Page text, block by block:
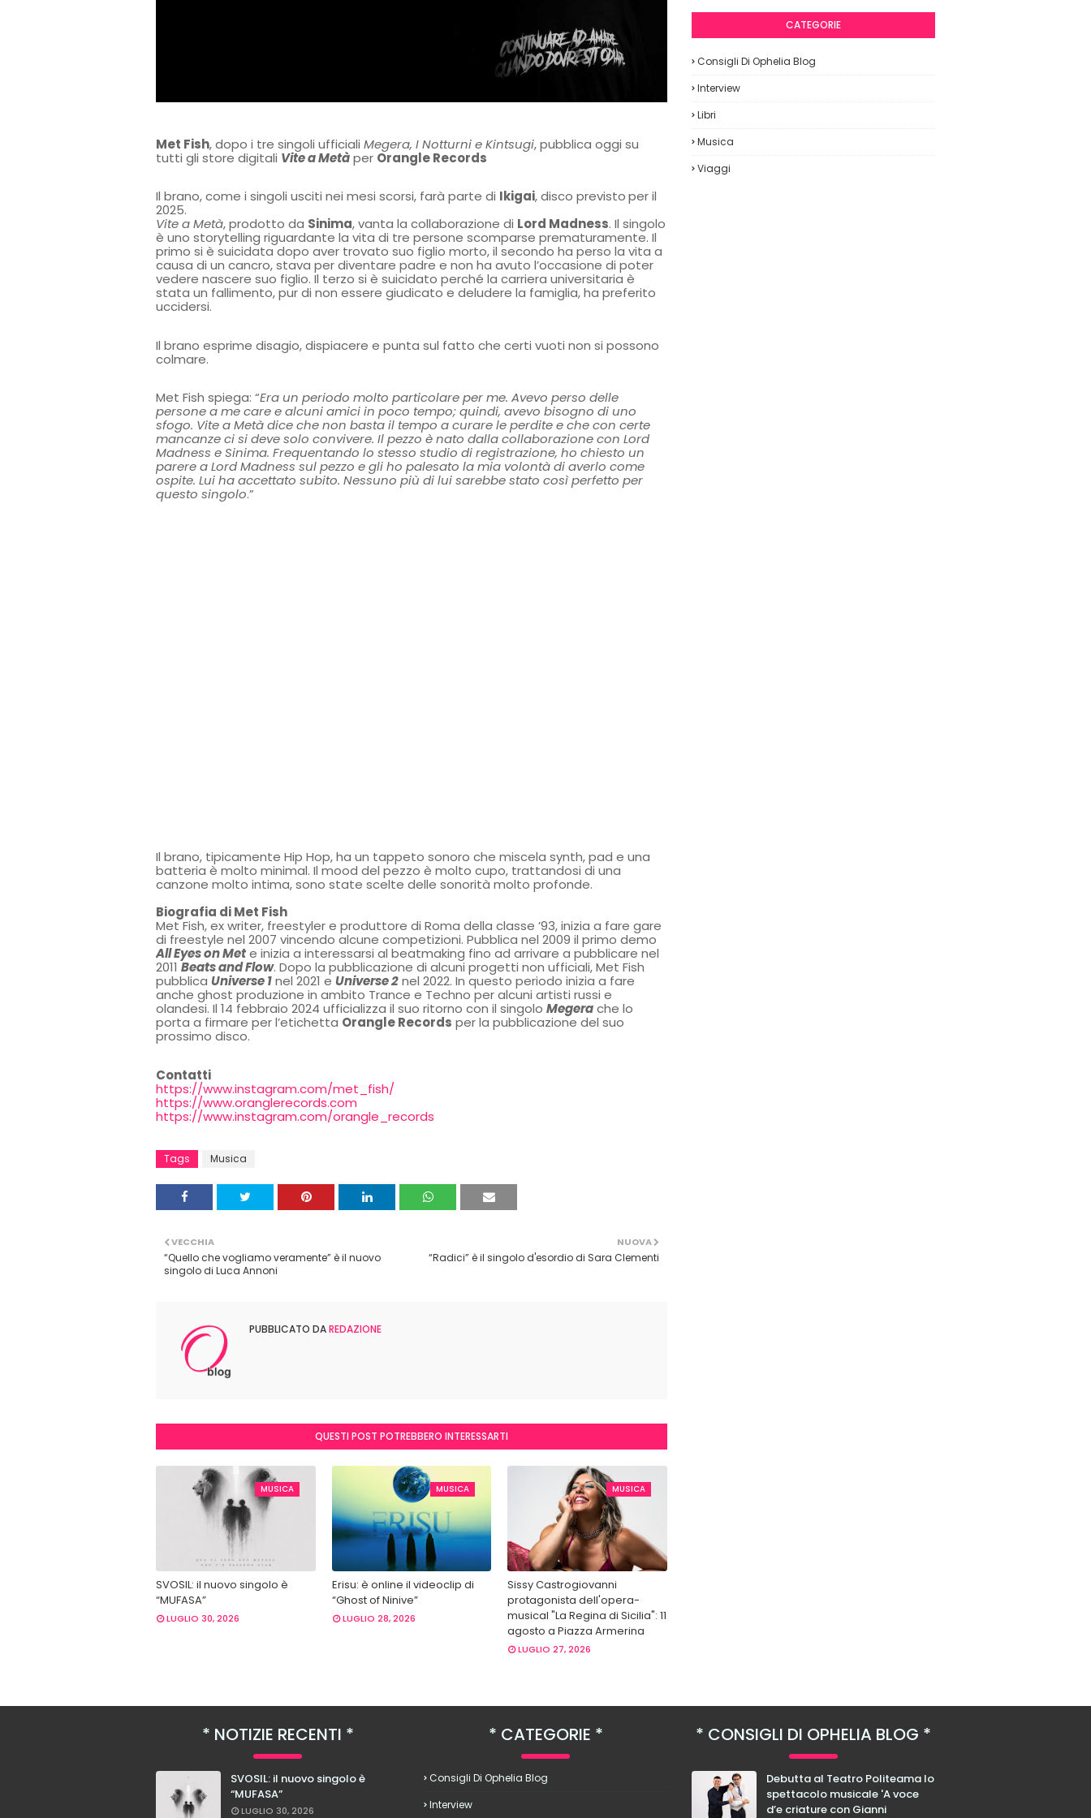
Met Fish, dopo i tre singoli ufficiali Megera, I Notturni e Kintsugi, pubblica oggi su
tutti gli store digitali Vite a Metàper Orangle Records
Il brano, come i singoli usciti nei mesi scorsi, farà parte di Ikigai, disco previstoper il
2025.
Vite a Metà, prodotto da Sinima, vanta la collaborazione di Lord Madness. Il singolo
è uno storytelling riguardante la vita di tre persone scomparse prematuramente. Il
primo si è suicidata dopo aver trovato suo figlio morto, il secondo ha perso la vita a
causa di un cancro, stava per diventare padre e non ha avuto l’occasione di poter
vedere nascere suo figlio. Il terzo si è suicidato perché la carriera universitaria è
stata un fallimento, pur di non essere giudicato e deludere la famiglia, ha preferito
uccidersi.
Il brano esprime disagio, dispiacere e punta sul fatto che certi vuoti non si possono
colmare.
Met Fish spiega: “Era un periodo molto particolare per me. Avevo perso delle
persone a me care e alcuni amici in poco tempo; quindi, avevo bisogno di uno
sfogo. Vite a Metà dice che non basta il tempo a curare le perdite e che con certe
mancanze ci si deve solo convivere. Il pezzo è nato dalla collaborazione con Lord
Madness e Sinima. Frequentando lo stesso studio di registrazione, ho chiesto un
parere a Lord Madness sul pezzo e gli ho palesato la mia volontà di averlo come
ospite. Lui ha accettato subito. Nessuno più di lui sarebbe stato così perfetto per
questo singolo.”
Il brano, tipicamente Hip Hop, ha un tappeto sonoro che miscela synth, pad e una
batteria è molto minimal. Il mood del pezzo è molto cupo, trattandosi di una
canzone molto intima, sono state scelte delle sonorità molto profonde.
Biografia di Met Fish
Met Fish, ex writer, freestyler e produttore di Roma della classe ’93, inizia a fare gare
di freestyle nel 2007 vincendo alcune competizioni. Pubblica nel 2009 il primo demo
All Eyes on Mete inizia a interessarsi al beatmaking fino ad arrivare a pubblicare nel
2011 Beats and Flow. Dopo la pubblicazione di alcuni progetti non ufficiali, Met Fish
pubblica Universe 1nel 2021 e Universe 2nel 2022. In questo periodo inizia a fare
anche ghost produzione in ambito Trance e Techno per alcuni artisti russi e
olandesi. Il 14 febbraio 2024 ufficializza il suo ritorno con il singolo Megerache lo
porta a firmare per l’etichetta Orangle Records per la pubblicazione del suo
prossimo disco.
Contatti
https://www.instagram.com/met_fish/
https://www.oranglerecords.com
https://www.instagram.com/orangle_records
Tags Musica
NUOVA
“Radici” è il singolo d'esordio di Sara Clementi
VECCHIA
“Quello che vogliamo veramente” è il nuovo
singolo di Luca Annoni
PUBBLICATO DAREDAZIONE
QUESTI POST POTREBBERO INTERESSARTI
MUSICA
SVOSIL: il nuovo singolo è
“MUFASA”
LUGLIO 30, 2026
MUSICA
Erisu: è online il videoclip di
“Ghost of Ninive”
LUGLIO 28, 2026
MUSICA
Sissy Castrogiovanni
protagonista dell'opera-
musical "La Regina di Sicilia": 11
agosto a Piazza Armerina
LUGLIO 27, 2026
CATEGORIE
Consigli Di Ophelia Blog
Interview
Libri
Musica
Viaggi
NOTIZIE RECENTI
SVOSIL: il nuovo singolo è
“MUFASA”
LUGLIO 30, 2026
CATEGORIE
Consigli Di Ophelia Blog
Interview
CONSIGLI DI OPHELIA BLOG
Debutta al Teatro Politeama lo
spettacolo musicale 'A voce
d’e criature con Gianni